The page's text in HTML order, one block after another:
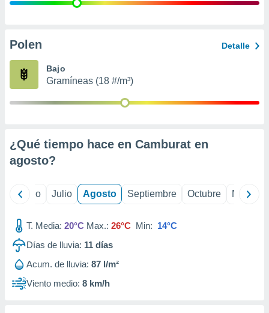
e
publicidad
Polen Detalle
Bajo
Gramíneas (18 #/m³)
¿Qué tiempo hace en Camburat en
agosto?
Junio Julio Agosto Septiembre Octubre
T. Media: 20°C Max.: 26°C Min: 14°C
Días de lluvia: 11 días
Acum. de lluvia: 87 l/m²
Viento medio: 8 km/h